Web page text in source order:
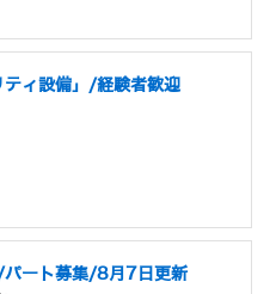
ティ設備」/経験者歓迎
ート募集/8月7日更新